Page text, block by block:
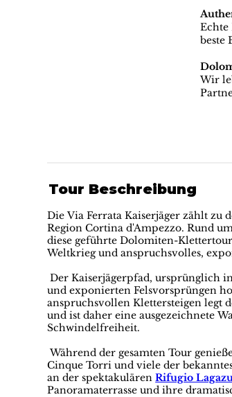
Echte
beste
Wir
Tour Beschreibung
Die Via Ferrata Kaiserjäger zählt zu
Region Cortina d'Ampezzo. Rund
diese geführte Dolomiten-
Weltkrieg und anspruchsvolles,
Der Kaiserjägerpfad, ursprünglich
und exponierten Felsvorsprüngen
anspruchsvollen Klettersteigen legt
und ist daher eine ausgezeichnete
Schwindelfreiheit.
Während der gesamten Tour
Cinque Torri und viele der
an der spektakulärenRifugio
Panoramaterrasse und ihre